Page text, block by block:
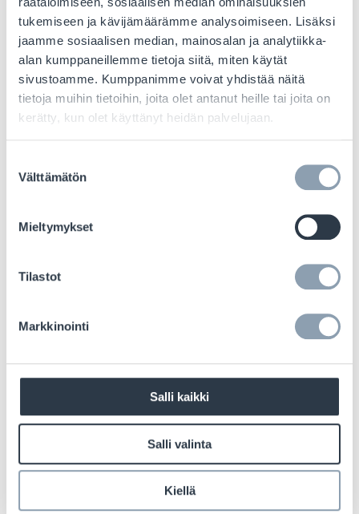
tukemiseen ja kävijämäärämme analysoimiseen. Lisäksi
jaamme sosiaalisen median, mainosalan ja analytiikka-
alan kumppaneillemme tietoja siitä, miten käytät
sivustoamme. Kumppanimme voivat yhdistää näitä
tietoja muihin tietoihin, joita olet antanut heille tai joita on
kerätty, kun olet käyttänyt heidän palvelujaan.
valinta
Välttämätön
Mieltymykset
Tilastot
Markkinointi
Salli kaikki
Salli valinta
Kiellä
RFID-tekniikan ansiosta jälleenmyyjät
kasvattivat myyntiään jopa9%
-kertainen työvoiman säästö
verrattuna manuaalisiin prosesseihin
Paranna tuotteiden saatavuutta sekä
myymälässä että verkossa reaaliaikaisen
Muita ratkaisuja
hävikkiherkille terveyden
ja kauneuden tuotteille